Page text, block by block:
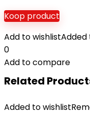
Koop product
Add to wishlistAdded
0
Add to compare
Related
Added to wishlist